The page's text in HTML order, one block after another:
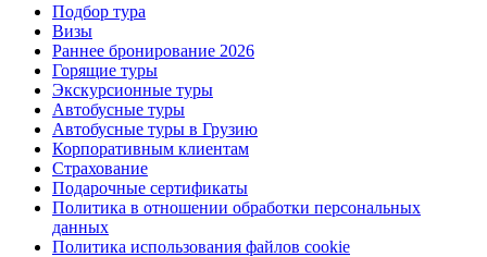
Подбор тура
Визы
Раннее бронирование 2026
Горящие туры
Экскурсионные туры
Автобусные туры
Автобусные туры в Грузию
Корпоративным клиентам
Страхование
Подарочные сертификаты
Политика в отношении обработки персональных
данных
Политика использования файлов cookie